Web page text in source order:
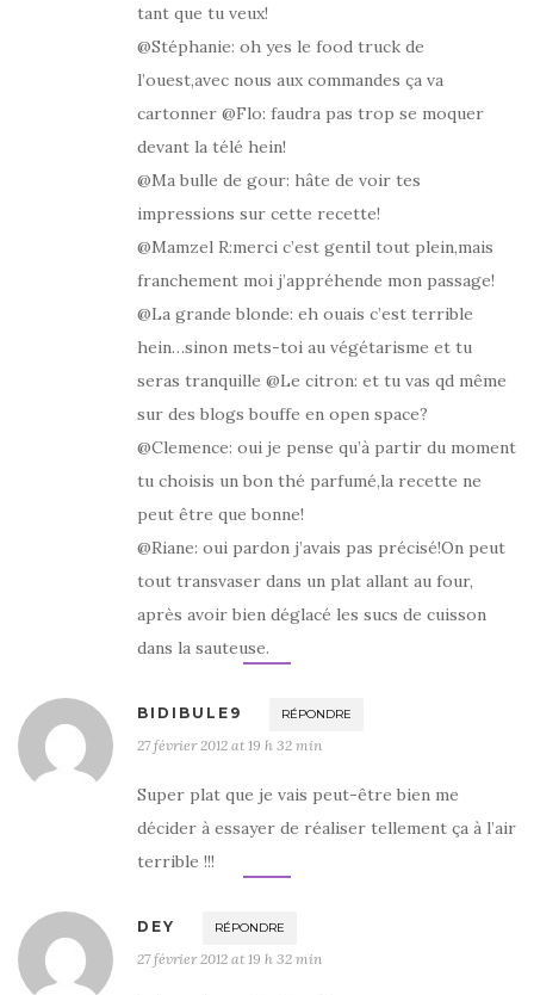
tant que tu veux!
@Stéphanie: oh yes le food truck de
l’ouest,avec nous aux commandes ça va
cartonner @Flo: faudra pas trop se moquer
devant la télé hein!
@Ma bulle de gour: hâte de voir tes
impressions sur cette recette!
@Mamzel R:merci c’est gentil tout plein,mais
franchement moi j’appréhende mon passage!
@La grande blonde: eh ouais c’est terrible
hein…sinon mets-toi au végétarisme et tu
seras tranquille @Le citron: et tu vas qd même
sur des blogs bouffe en open space?
@Clemence: oui je pense qu’à partir du moment
tu choisis un bon thé parfumé,la recette ne
peut être que bonne!
@Riane: oui pardon j’avais pas précisé!On peut
tout transvaser dans un plat allant au four,
après avoir bien déglacé les sucs de cuisson
dans la sauteuse.
BIDIBULE9 RÉPONDRE
27 février 2012 at 19 h 32 min
Super plat que je vais peut-être bien me
décider à essayer de réaliser tellement ça à l’air
terrible !!!
DEY RÉPONDRE
27 février 2012 at 19 h 32 min